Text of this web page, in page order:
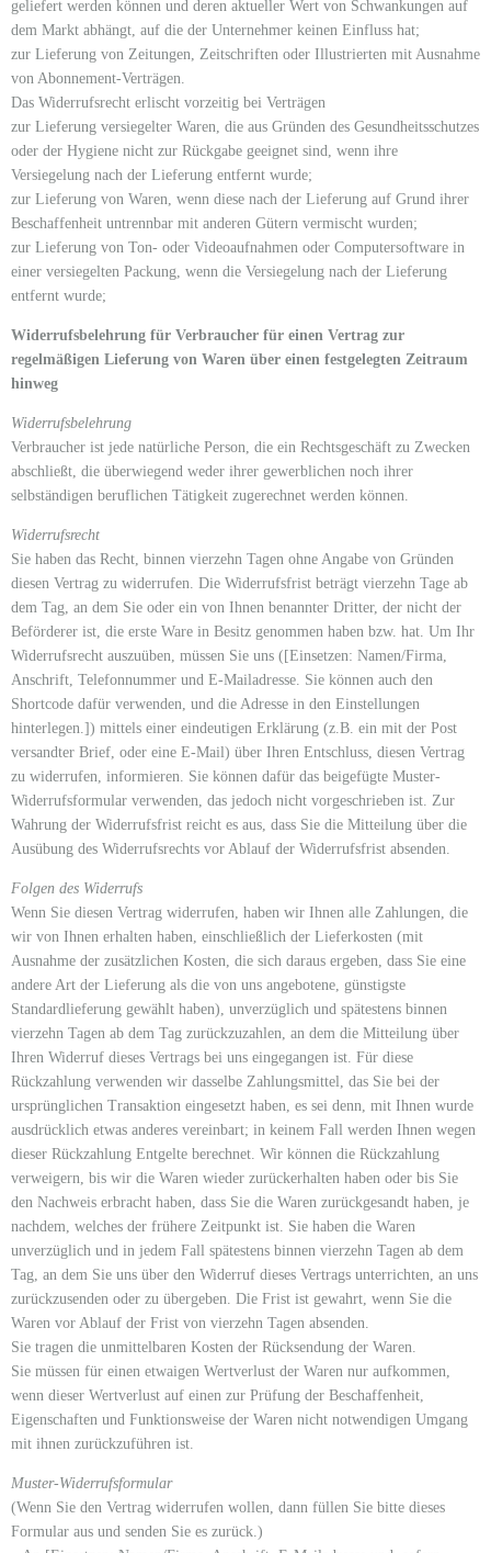
geliefert werden können und deren aktueller Wert von Schwankungen auf
dem Markt abhängt, auf die der Unternehmer keinen Einfluss hat;
zur Lieferung von Zeitungen, Zeitschriften oder Illustrierten mit Ausnahme
von Abonnement-Verträgen.
Das Widerrufsrecht erlischt vorzeitig bei Verträgen
zur Lieferung versiegelter Waren, die aus Gründen des Gesundheitsschutzes
oder der Hygiene nicht zur Rückgabe geeignet sind, wenn ihre
Versiegelung nach der Lieferung entfernt wurde;
zur Lieferung von Waren, wenn diese nach der Lieferung auf Grund ihrer
Beschaffenheit untrennbar mit anderen Gütern vermischt wurden;
zur Lieferung von Ton- oder Videoaufnahmen oder Computersoftware in
einer versiegelten Packung, wenn die Versiegelung nach der Lieferung
entfernt wurde;
Widerrufsbelehrung für Verbraucher für einen Vertrag zur
regelmäßigen Lieferung von Waren über einen festgelegten Zeitraum
hinweg
Widerrufsbelehrung
Verbraucher ist jede natürliche Person, die ein Rechtsgeschäft zu Zwecken
abschließt, die überwiegend weder ihrer gewerblichen noch ihrer
selbständigen beruflichen Tätigkeit zugerechnet werden können.
Widerrufsrecht
Sie haben das Recht, binnen vierzehn Tagen ohne Angabe von Gründen
diesen Vertrag zu widerrufen. Die Widerrufsfrist beträgt vierzehn Tage ab
dem Tag, an dem Sie oder ein von Ihnen benannter Dritter, der nicht der
Beförderer ist, die erste Ware in Besitz genommen haben bzw. hat. Um Ihr
Widerrufsrecht auszuüben, müssen Sie uns ([Einsetzen: Namen/Firma,
Anschrift, Telefonnummer und E-Mailadresse. Sie können auch den
Shortcode dafür verwenden, und die Adresse in den Einstellungen
hinterlegen.]) mittels einer eindeutigen Erklärung (z.B. ein mit der Post
versandter Brief, oder eine E-Mail) über Ihren Entschluss, diesen Vertrag
zu widerrufen, informieren. Sie können dafür das beigefügte Muster-
Widerrufsformular verwenden, das jedoch nicht vorgeschrieben ist. Zur
Wahrung der Widerrufsfrist reicht es aus, dass Sie die Mitteilung über die
Ausübung des Widerrufsrechts vor Ablauf der Widerrufsfrist absenden.
Folgen des Widerrufs
Wenn Sie diesen Vertrag widerrufen, haben wir Ihnen alle Zahlungen, die
wir von Ihnen erhalten haben, einschließlich der Lieferkosten (mit
Ausnahme der zusätzlichen Kosten, die sich daraus ergeben, dass Sie eine
andere Art der Lieferung als die von uns angebotene, günstigste
Standardlieferung gewählt haben), unverzüglich und spätestens binnen
vierzehn Tagen ab dem Tag zurückzuzahlen, an dem die Mitteilung über
Ihren Widerruf dieses Vertrags bei uns eingegangen ist. Für diese
Rückzahlung verwenden wir dasselbe Zahlungsmittel, das Sie bei der
ursprünglichen Transaktion eingesetzt haben, es sei denn, mit Ihnen wurde
ausdrücklich etwas anderes vereinbart; in keinem Fall werden Ihnen wegen
dieser Rückzahlung Entgelte berechnet. Wir können die Rückzahlung
verweigern, bis wir die Waren wieder zurückerhalten haben oder bis Sie
den Nachweis erbracht haben, dass Sie die Waren zurückgesandt haben, je
nachdem, welches der frühere Zeitpunkt ist. Sie haben die Waren
unverzüglich und in jedem Fall spätestens binnen vierzehn Tagen ab dem
Tag, an dem Sie uns über den Widerruf dieses Vertrags unterrichten, an uns
zurückzusenden oder zu übergeben. Die Frist ist gewahrt, wenn Sie die
Waren vor Ablauf der Frist von vierzehn Tagen absenden.
Sie tragen die unmittelbaren Kosten der Rücksendung der Waren.
Sie müssen für einen etwaigen Wertverlust der Waren nur aufkommen,
wenn dieser Wertverlust auf einen zur Prüfung der Beschaffenheit,
Eigenschaften und Funktionsweise der Waren nicht notwendigen Umgang
mit ihnen zurückzuführen ist.
Muster-Widerrufsformular
(Wenn Sie den Vertrag widerrufen wollen, dann füllen Sie bitte dieses
Formular aus und senden Sie es zurück.)